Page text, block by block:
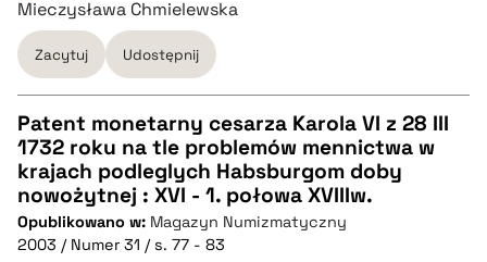
BIBTEX
pobierz cytat
Mieczysława Chmielewska
Zacytuj Udostępnij
CZYSTY TEKST
pobierz cytat
Patent monetarny cesarza Karola VI z 28 III
1732 roku na tle problemów mennictwa w
krajach podleglych Habsburgom doby
nowożytnej : XVI - 1. połowa XVIIIw.
Opublikowano w: Magazyn Numizmatyczny
2003 / Numer 31 / s. 77 - 83